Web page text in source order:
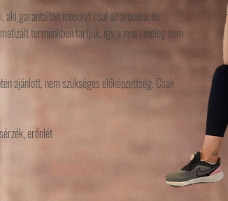
aki garantáltan mosolyt csal az arcodra, és
termünkben tartjuk, így a nyári meleg sem
ajánlott, nem szükséges előképzettség. Csak
erőnlét